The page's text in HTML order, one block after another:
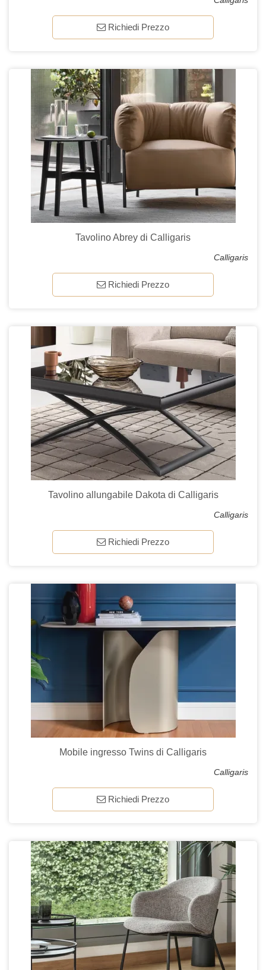
Richiedi Prezzo
Tavolino Abrey di Calligaris
Calligaris
Richiedi Prezzo
Tavolino allungabile Dakota di Calligaris
Calligaris
Richiedi Prezzo
Mobile ingresso Twins di Calligaris
Calligaris
Richiedi Prezzo